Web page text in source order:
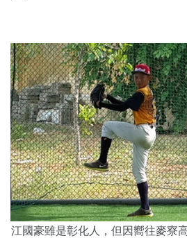
江國豪雖是彰化人，但因嚮往麥寮